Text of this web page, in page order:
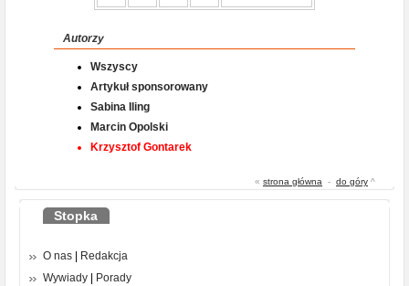
Autorzy
Wszyscy
Artykuł sponsorowany
Sabina Iling
Marcin Opolski
Krzysztof Gontarek
« strona główna - do góry ^
Stopka
O nas
Redakcja
Wywiady
Porady